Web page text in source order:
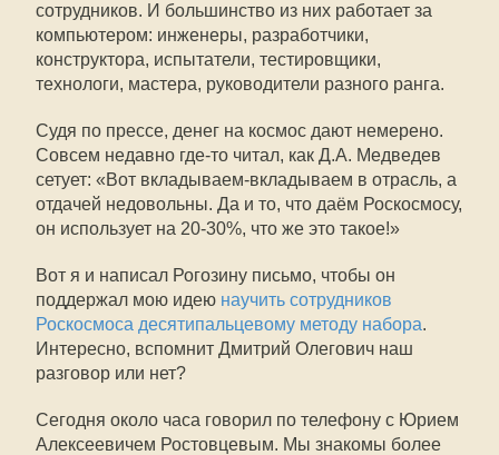
сотрудников. И большинство из них работает за
компьютером: инженеры, разработчики,
конструктора, испытатели, тестировщики,
технологи, мастера, руководители разного ранга.
Судя по прессе, денег на космос дают немерено.
Совсем недавно где-то читал, как Д.А. Медведев
сетует: «Вот вкладываем-вкладываем в отрасль, а
отдачей недовольны. Да и то, что даём Роскосмосу,
он использует на 20-30%, что же это такое!»
Вот я и написал Рогозину письмо, чтобы он
поддержал мою идею научить сотрудников
Роскосмоса десятипальцевому методу набора.
Интересно, вспомнит Дмитрий Олегович наш
разговор или нет?
Сегодня около часа говорил по телефону с Юрием
Алексеевичем Ростовцевым. Мы знакомы более